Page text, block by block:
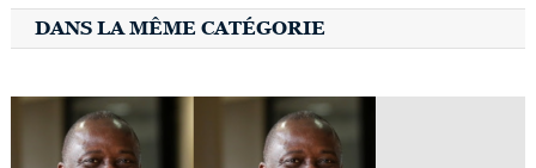
DANS LA MÊME CATÉGORIE